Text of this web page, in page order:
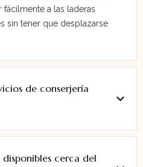
a las laderas
sin tener que desplazarse
de conserjería
cerca del